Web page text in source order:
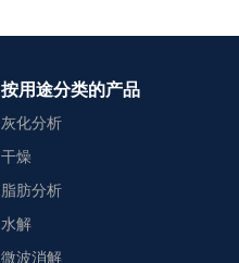
按用途分类的产品
灰化分析
干燥
脂肪分析
水解
微波消解